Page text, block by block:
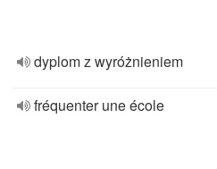
dyplom z wyróżnieniem
fréquenter une école